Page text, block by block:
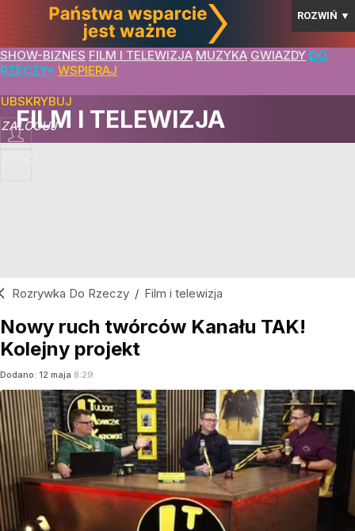
ROZWIŃ ▼
SHOW-BIZNES FILM I TELEWIZJA MUZYKA GWIAZDY DO
RZECZY+ WSPIERAJ
ZALOGUJ
FILM I TELEWIZJA
Rozrywka Do Rzeczy / Film i telewizja
Nowy ruch twórców Kanału TAK!
Kolejny projekt
Dodano: 12 maja 8:29